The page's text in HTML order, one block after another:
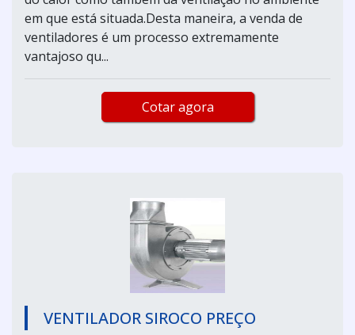
em que está situada.Desta maneira, a venda de
ventiladores é um processo extremamente
vantajoso qu...
Cotar agora
VENTILADOR SIROCO PREÇO